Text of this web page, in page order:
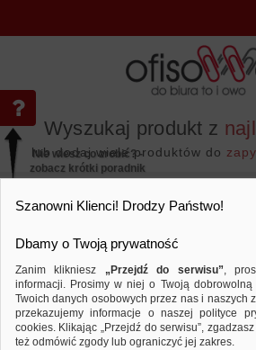
Wyszukaj produkt z
lub dodaj wiele produktów do
Archiwizacja dokumentów
Porównaj produkt: Segregator
Nie wiesz co zrobić? -
zobacz krótki poradnik
Szanowni Klienci! Drodzy Państwo!
Dbamy o Twoją prywatność
Zanim klikniesz „Przejdź do serwisu”,
informacji. Prosimy w niej o Twoją
Twoich danych osobowych przez nas i naszych
przekazujemy informacje o naszej polityce
cookies. Klikając „Przejdź do serwisu”,
też odmówić zgody lub ograniczyć jej zakres.